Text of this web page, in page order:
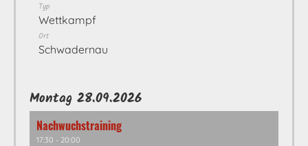
Typ
Wettkampf
Ort
Schwadernau
Montag 28.09.2026
Nachwuchstraining
17:30 - 20:00